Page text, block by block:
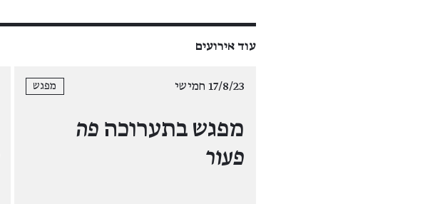
עוד אירועים
17/8/23 חמישי מפגש
מפגש בתערוכה פה
פעור